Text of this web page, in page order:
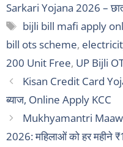
Sarkari Yojana 2026 –
Tags
bijli bill mafi apply
bill ots scheme,
200 Unit Free, UP Bijli
Kisan Credit Card
ब्याज, Online Apply KCC
Mukhyamantri
2026: महिलाओं को हर महीने